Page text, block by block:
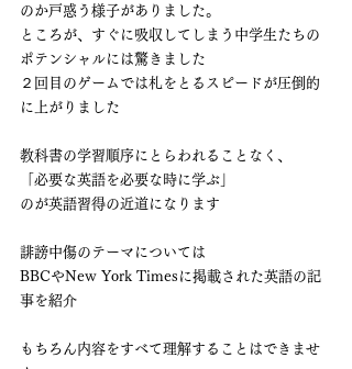
のか戸惑う様子がありました。
ところが、すぐに吸収してしまう中学生たちの
ポテンシャルには驚きました
２回目のゲームでは札をとるスピードが圧倒的
に上がりました
教科書の学習順序にとらわれることなく、
「必要な英語を必要な時に学ぶ」
のが英語習得の近道になります
誹謗中傷のテーマについては
BBCやNew York Timesに掲載された英語の記
事を紹介
もちろん内容をすべて理解することはできませ